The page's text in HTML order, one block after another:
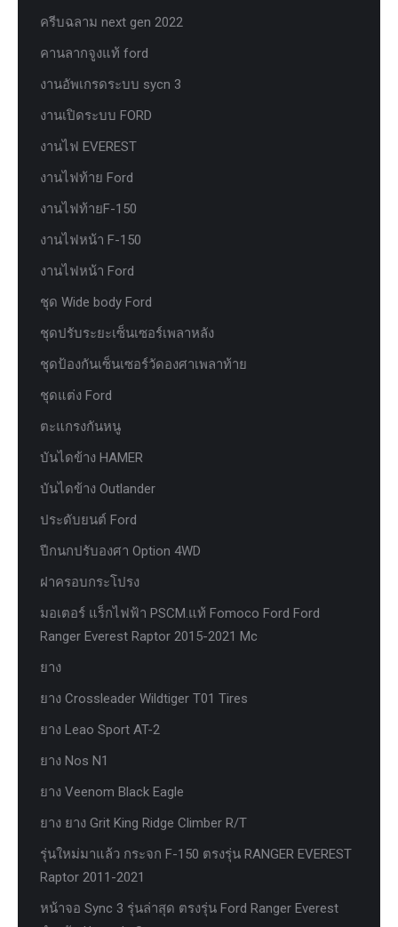
ครีบฉลาม next gen 2022
คานลากจูงแท้ ford
งานอัพเกรดระบบ sycn 3
งานเปิดระบบ FORD
งานไฟ EVEREST
งานไฟท้าย Ford
งานไฟท้ายF-150
งานไฟหน้า F-150
งานไฟหน้า Ford
ชุด Wide body Ford
ชุดปรับระยะเซ็นเซอร์เพลาหลัง
ชุดป้องกันเซ็นเซอร์วัดองศาเพลาท้าย
ชุดแต่ง Ford
ตะแกรงกันหนู
บันไดข้าง HAMER
บันไดข้าง Outlander
ประดับยนต์ Ford
ปีกนกปรับองศา Option 4WD
ฝาครอบกระโปรง
มอเตอร์ แร็กไฟฟ้า PSCM.แท้ Fomoco Ford Ford
Ranger Everest Raptor 2015-2021 Mc
ยาง
ยาง Crossleader Wildtiger T01 Tires
ยาง Leao Sport AT-2
ยาง Nos N1
ยาง Veenom Black Eagle
ยาง ยาง Grit King Ridge Climber R/T
รุ่นใหม่มาแล้ว กระจก F-150 ตรงรุ่น RANGER EVEREST
Raptor 2011-2021
หน้าจอ Sync 3 รุ่นล่าสุด ตรงรุ่น Ford Ranger Everest